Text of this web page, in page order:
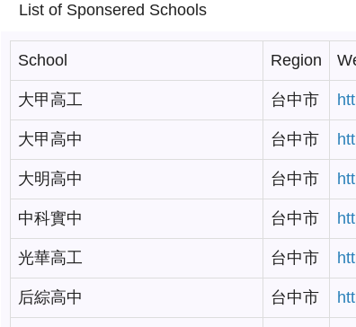
List of Sponsered Schools
School Region
大甲高工 台中市
大甲高中 台中市
大明高中 台中市
中科實中 台中市
光華高工 台中市
后綜高中 台中市